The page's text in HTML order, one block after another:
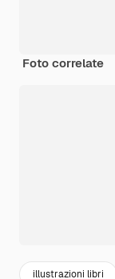
Foto correlate
illustrazioni libri